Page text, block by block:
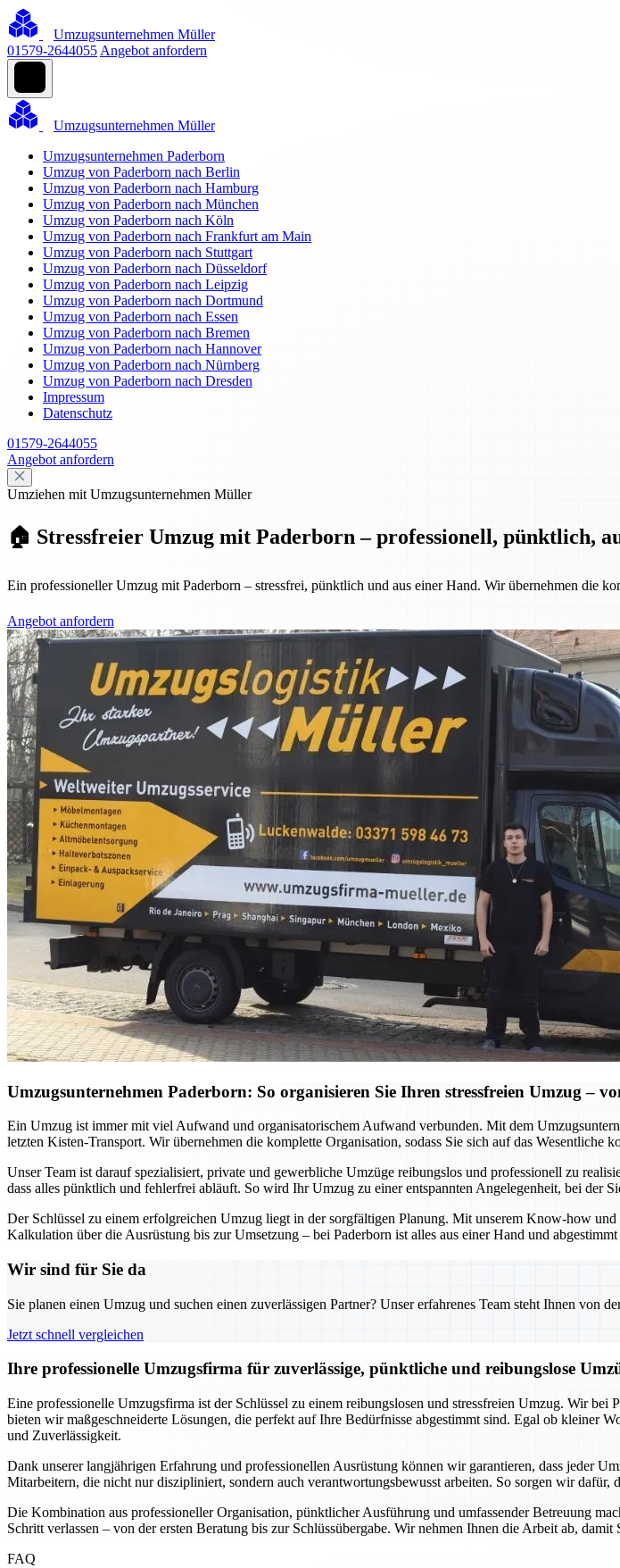
Umzugsunternehmen Müller
01579-2644055 Angebot anfordern
Umzugsunternehmen Müller
Umzugsunternehmen Paderborn
Umzug von Paderborn nach Berlin
Umzug von Paderborn nach Hamburg
Umzug von Paderborn nach München
Umzug von Paderborn nach Köln
Umzug von Paderborn nach Frankfurt am Main
Umzug von Paderborn nach Stuttgart
Umzug von Paderborn nach Düsseldorf
Umzug von Paderborn nach Leipzig
Umzug von Paderborn nach Dortmund
Umzug von Paderborn nach Essen
Umzug von Paderborn nach Bremen
Umzug von Paderborn nach Hannover
Umzug von Paderborn nach Nürnberg
Umzug von Paderborn nach Dresden
Impressum
Datenschutz
01579-2644055
Angebot anfordern
Umziehen mit Umzugsunternehmen Müller
🏠 Stressfreier Umzug mit Paderborn – professionell, pünktlich,
Ein professioneller Umzug mit Paderborn – stressfrei, pünktlich und aus einer Hand. Wir übernehmen die
Angebot anfordern
Umzugsunternehmen Paderborn: So organisieren Sie Ihren stressfreien Umzug –
Ein Umzug ist immer mit viel Aufwand und organisatorischem Aufwand verbunden. Mit dem
letzten Kisten-Transport. Wir übernehmen die komplette Organisation, sodass Sie sich auf das Wesentliche
Unser Team ist darauf spezialisiert, private und gewerbliche Umzüge reibungslos und professionell zu
dass alles pünktlich und fehlerfrei abläuft. So wird Ihr Umzug zu einer entspannten Angelegenheit, bei der
Der Schlüssel zu einem erfolgreichen Umzug liegt in der sorgfältigen Planung. Mit unserem Know-how
Kalkulation über die Ausrüstung bis zur Umsetzung – bei Paderborn ist alles aus einer Hand und
Wir sind für Sie da
Sie planen einen Umzug und suchen einen zuverlässigen Partner? Unser erfahrenes Team steht Ihnen von
Jetzt schnell vergleichen
Ihre professionelle Umzugsfirma für zuverlässige, pünktliche und reibungslose
Eine professionelle Umzugsfirma ist der Schlüssel zu einem reibungslosen und stressfreien Umzug. Wir
bieten wir maßgeschneiderte Lösungen, die perfekt auf Ihre Bedürfnisse abgestimmt sind. Egal ob kleiner
und Zuverlässigkeit.
Dank unserer langjährigen Erfahrung und professionellen Ausrüstung können wir garantieren, dass jeder
Mitarbeitern, die nicht nur diszipliniert, sondern auch verantwortungsbewusst arbeiten. So sorgen wir
Die Kombination aus professioneller Organisation, pünktlicher Ausführung und umfassender Betreuung
Schritt verlassen – von der ersten Beratung bis zur Schlüssübergabe. Wir nehmen Ihnen die Arbeit ab,
FAQ